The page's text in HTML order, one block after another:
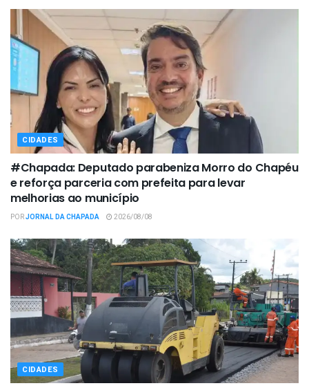
CIDADES
#Chapada: Deputado parabeniza Morro do Chapéu
e reforça parceria com prefeita para levar
melhorias ao município
PORJORNAL DA CHAPADA 2026/08/08
CIDADES